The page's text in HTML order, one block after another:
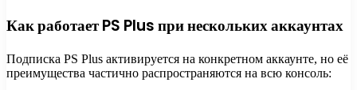
Как работает PS Plus при нескольких аккаунтах
Подписка PS Plus активируется на конкретном аккаунте, но её
преимущества частично распространяются на всю консоль: